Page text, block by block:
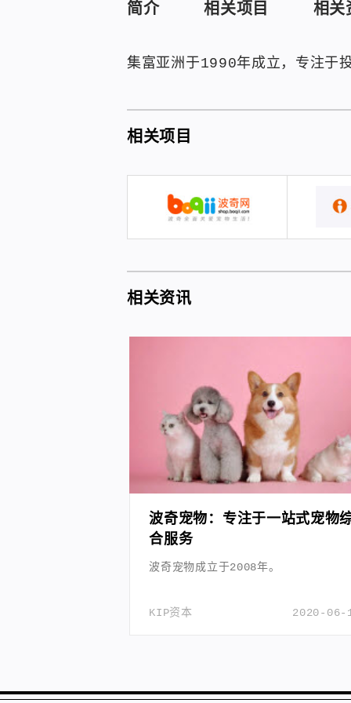
简介 相关项目 相关
集富亚洲于1990年成立，专注于
相关项目
相关资讯
波奇宠物：专注于一站式宠物
合服务
波奇宠物成立于2008年。
2020-06-
KIP资本